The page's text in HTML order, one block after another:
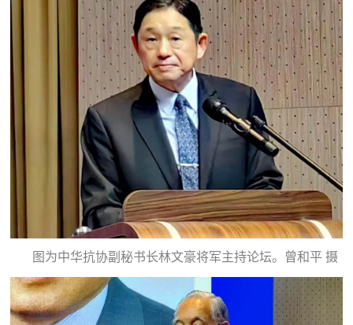
图为中华抗协副秘书长林文豪将军主持论坛。曾和平 摄